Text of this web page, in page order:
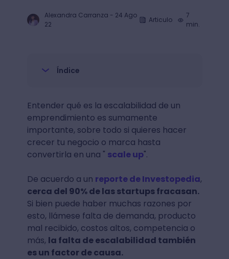
Alexandra Carranza - 24 Ago
22
Articulo
7
min.
Índice
Entender qué es la escalabilidad de un
emprendimiento es sumamente
importante, sobre todo si quieres hacer
crecer tu negocio o marca hasta
convertirla en una " scale up".
De acuerdo a un reporte de Investopedia,
cerca del 90% de las startups fracasan.
Si bien puede haber muchas razones por
esto, llámese falta de demanda, producto
mal recibido, costos altos, competencia o
más, la falta de escalabilidad también
es un factor de causa.